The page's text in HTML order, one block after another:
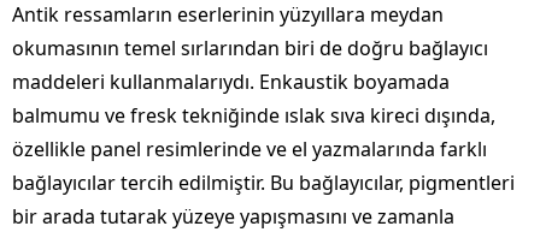
Antik ressamların eserlerinin yüzyıllara meydan
okumasının temel sırlarından biri de doğru bağlayıcı
maddeleri kullanmalarıydı. Enkaustik boyamada
balmumu ve fresk tekniğinde ıslak sıva kireci dışında,
özellikle panel resimlerinde ve el yazmalarında farklı
bağlayıcılar tercih edilmiştir. Bu bağlayıcılar, pigmentleri
bir arada tutarak yüzeye yapışmasını ve zamanla